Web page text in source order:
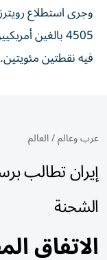
وجرى استطلاع
4505 بالغين
فيه نقطتين مئويتين.
عرب وعالم/العالم
الشحنة
الاتفاق